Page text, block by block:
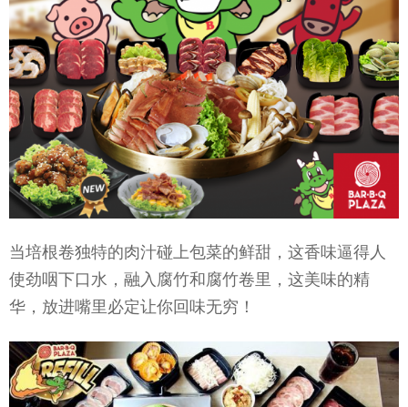
当培根卷独特的肉汁碰上包菜的鲜甜，这香味逼得人
使劲咽下口水，融入腐竹和腐竹卷里，这美味的精
华，放进嘴里必定让你回味无穷！